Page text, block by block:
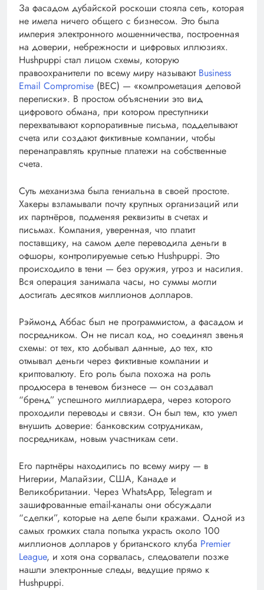
За фасадом дубайской роскоши стояла сеть, которая
не имела ничего общего с бизнесом. Это была
империя электронного мошенничества, построенная
на доверии, небрежности и цифровых иллюзиях.
Hushpuppi стал лицом схемы, которую
правоохранители по всему миру называют Business
Email Compromise (BEC) — «компрометация деловой
переписки». В простом объяснении это вид
цифрового обмана, при котором преступники
перехватывают корпоративные письма, подделывают
счета или создают фиктивные компании, чтобы
перенаправлять крупные платежи на собственные
счета.
Суть механизма была гениальна в своей простоте.
Хакеры взламывали почту крупных организаций или
их партнёров, подменяя реквизиты в счетах и
письмах. Компания, уверенная, что платит
поставщику, на самом деле переводила деньги в
офшоры, контролируемые сетью Hushpuppi. Это
происходило в тени — без оружия, угроз и насилия.
Вся операция занимала часы, но суммы могли
достигать десятков миллионов долларов.
Рэймонд Аббас был не программистом, а фасадом и
посредником. Он не писал код, но соединял звенья
схемы: от тех, кто добывал данные, до тех, кто
отмывал деньги через фиктивные компании и
криптовалюту. Его роль была похожа на роль
продюсера в теневом бизнесе — он создавал
“бренд” успешного миллиардера, через которого
проходили переводы и связи. Он был тем, кто умел
внушить доверие: банковским сотрудникам,
посредникам, новым участникам сети.
Его партнёры находились по всему миру — в
Нигерии, Малайзии, США, Канаде и
Великобритании. Через WhatsApp, Telegram и
зашифрованные email-каналы они обсуждали
“сделки”, которые на деле были кражами. Одной из
самых громких стала попытка украсть около 100
миллионов долларов у британского клуба Premier
League, и хотя она сорвалась, следователи позже
нашли электронные следы, ведущие прямо к
Hushpuppi.